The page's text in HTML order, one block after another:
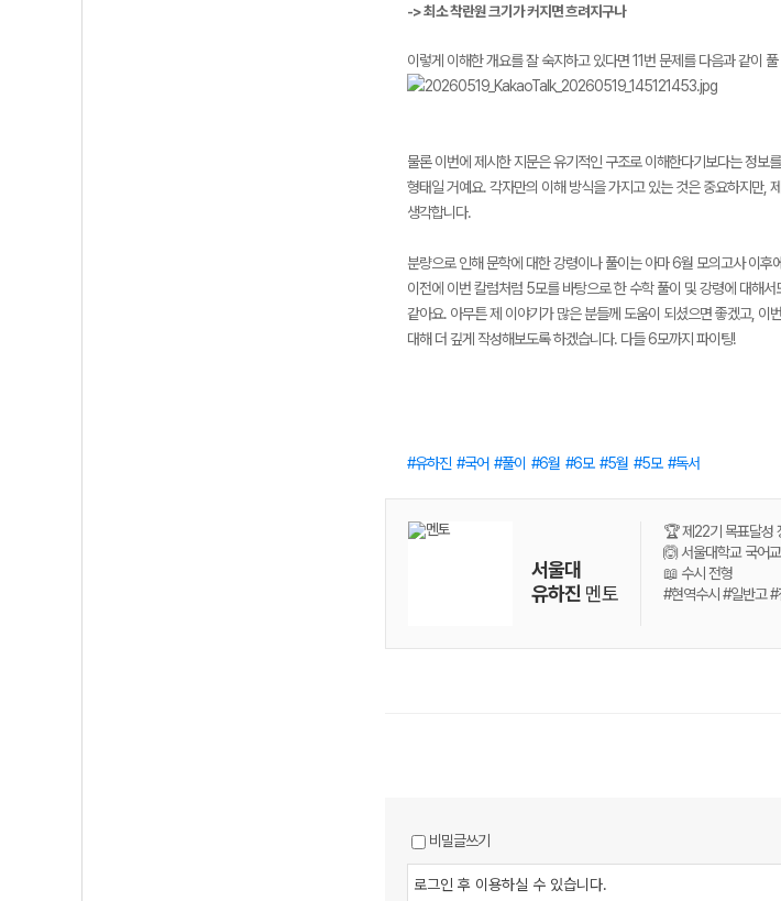
-> 최소 착란원 크기가 커지면 흐려지구나
이렇게 이해한 개요를 잘 숙지하고 있다면 11번 문제를 다음과 같이
물론 이번에 제시한 지문은 유기적인 구조로 이해한다기보다는 정보
형태일 거예요. 각자만의 이해 방식을 가지고 있는 것은 중요하지만,
생각합니다.
분량으로 인해 문학에 대한 강령이나 풀이는 아마 6월 모의고사 이
이전에 이번 칼럼처럼 5모를 바탕으로 한 수학 풀이 및 강령에 대해
같아요. 아무튼 제 이야기가 많은 분들께 도움이 되셨으면 좋겠고, 이
대해 더 깊게 작성해보도록 하겠습니다. 다들 6모까지 파이팅!
유하진 국어 풀이 6월 6모 5월 5모 독서
서울대
유하진 멘토
🏆 제22기 목표달성
🙆 서울대학교 국어
📖 수시 전형
#현역수시 #일반고
비밀글쓰기